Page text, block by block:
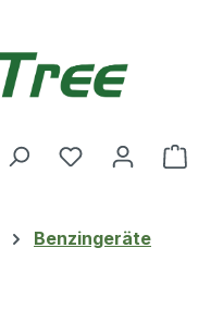
Du hast 0
Benzingeräte